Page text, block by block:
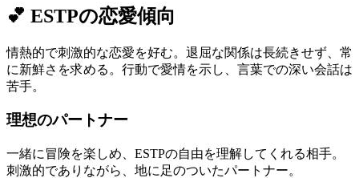
💕 ESTPの恋愛傾向
情熱的で刺激的な恋愛を好む。退屈な関係は長続きせず、常
に新鮮さを求める。行動で愛情を示し、言葉での深い会話は
苦手。
理想のパートナー
一緒に冒険を楽しめ、ESTPの自由を理解してくれる相手。
刺激的でありながら、地に足のついたパートナー。